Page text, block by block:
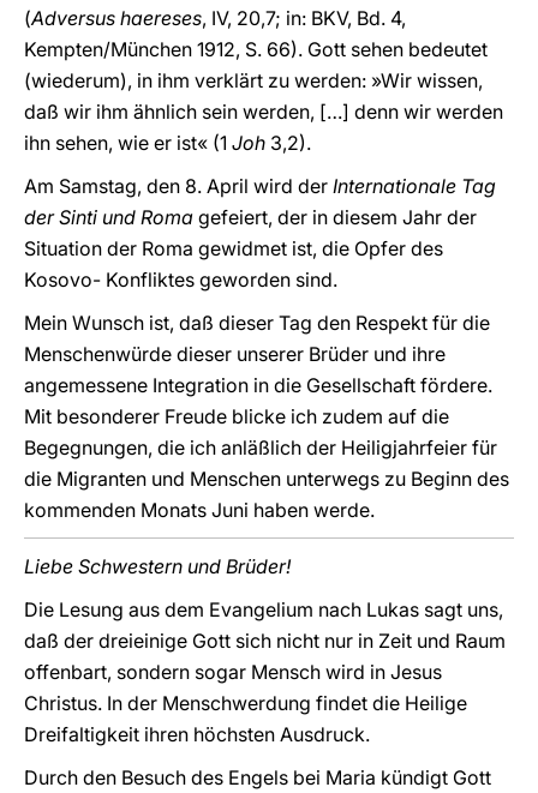
(Adversus haereses, IV, 20,7; in: BKV, Bd. 4,
Kempten/München 1912, S. 66). Gott sehen bedeutet
(wiederum), in ihm verklärt zu werden: »Wir wissen,
daß wir ihm ähnlich sein werden, […] denn wir werden
ihn sehen, wie er ist« (1 Joh 3,2).
Am Samstag, den 8. April wird der Internationale Tag
der Sinti und Roma gefeiert, der in diesem Jahr der
Situation der Roma gewidmet ist, die Opfer des
Kosovo- Konfliktes geworden sind.
Mein Wunsch ist, daß dieser Tag den Respekt für die
Menschenwürde dieser unserer Brüder und ihre
angemessene Integration in die Gesellschaft fördere.
Mit besonderer Freude blicke ich zudem auf die
Begegnungen, die ich anläßlich der Heiligjahrfeier für
die Migranten und Menschen unterwegs zu Beginn des
kommenden Monats Juni haben werde.
Liebe Schwestern und Brüder!
Die Lesung aus dem Evangelium nach Lukas sagt uns,
daß der dreieinige Gott sich nicht nur in Zeit und Raum
offenbart, sondern sogar Mensch wird in Jesus
Christus. In der Menschwerdung findet die Heilige
Dreifaltigkeit ihren höchsten Ausdruck.
Durch den Besuch des Engels bei Maria kündigt Gott